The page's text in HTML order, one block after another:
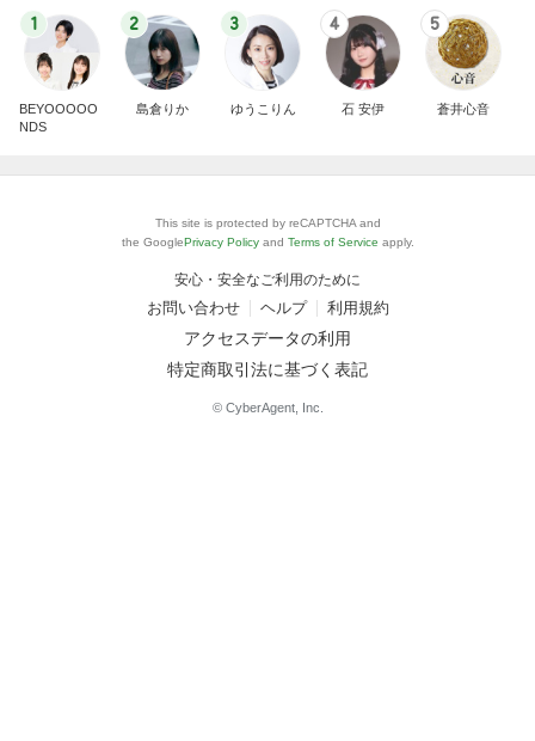
1
BEYOOOOO
NDS
2
島倉りか
3
ゆうこりん
4
石 安伊
5
蒼井心音
This site is protected by reCAPTCHA and
the GooglePrivacy Policy and Terms of Service apply.
安心・安全なご利用のために
お問い合わせ ヘルプ 利用規約
アクセスデータの利用
特定商取引法に基づく表記
© CyberAgent, Inc.